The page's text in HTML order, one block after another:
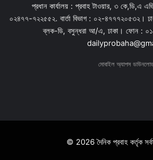
প্রধান কার্যালয় : প্রবাহ টাওয়ার, ৩ কে,ডি,এ
০২৪৭৭-৭২২৫৫২. বার্তা বিভাগ : ০২-৪৭৭৭২০৫৩২।
ব্লক-ডি, বসুন্ধরা আ/এ, ঢাকা। ফোন :
মোবাইল অ্যাপস
© 2026 দৈনিক প্রবাহ কর্তৃক